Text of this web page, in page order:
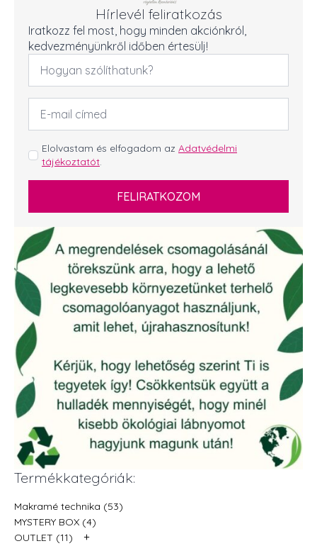
Hírlevél feliratkozás
Iratkozz fel most, hogy minden akciónkról,
kedvezményünkről időben értesülj!
Név
Email
cím
GDPR
*
Elolvastam és elfogadom az Adatvédelmi
tájékoztatót.
FELIRATKOZOM
Termékkategóriák:
Makramé technika (53)
MYSTERY BOX (4)
OUTLET (11)
+